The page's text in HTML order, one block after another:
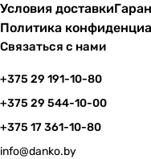
Условия доставки
Политика
Связаться с нами
+375 29 191-10-80
+375 29 544-10-00
+375 17 361-10-80
info@danko.by